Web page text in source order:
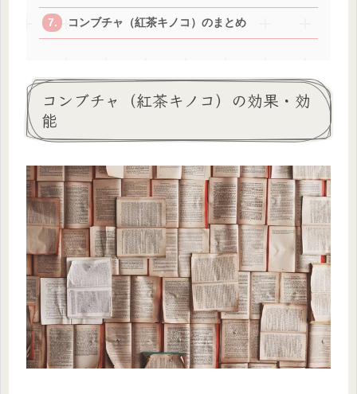
コンブチャ（紅茶キノコ）のまとめ
コンブチャ（紅茶キノコ）の効果・効
能